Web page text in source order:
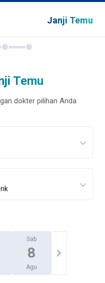
Janji Temu
Temu
dokter pilihan Anda
Sab
8
Agu